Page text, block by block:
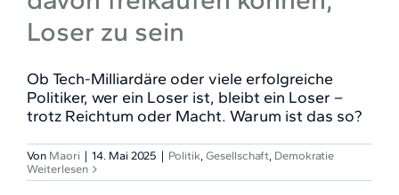
Loser zu sein
Ob Tech-Milliardäre oder viele erfolgreiche
Politiker, wer ein Loser ist, bleibt ein Loser –
trotz Reichtum oder Macht. Warum ist das so?
Von Maori | 14. Mai 2025 | Politik, Gesellschaft, Demokratie
Weiterlesen